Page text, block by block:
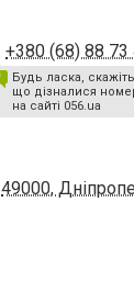
+380 (68) 88 73
Будь ласка,
що дізналися
на сайті 056.ua
49000,